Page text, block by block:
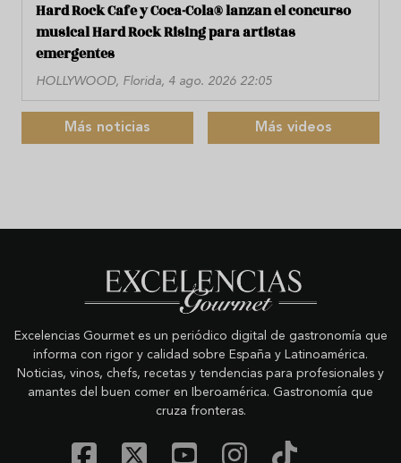
Hard Rock Cafe y Coca-Cola® lanzan el concurso
musical Hard Rock Rising para artistas
emergentes
HOLLYWOOD, Florida, 4 ago. 2026 22:05
Más noticias Más videos
Excelencias Gourmet es un periódico digital de gastronomía que
informa con rigor y calidad sobre España y Latinoamérica.
Noticias, vinos, chefs, recetas y tendencias para profesionales y
amantes del buen comer en Iberoamérica. Gastronomía que
cruza fronteras.